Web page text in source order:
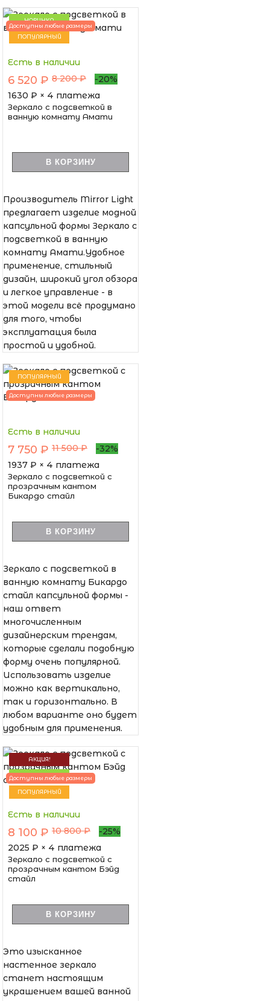
НОВИНКА
ПОПУЛЯРНЫЙ
Доступны любые размеры
Есть в наличии
6 520 ₽ 8 200 ₽
-20%
1630 ₽ × 4 платежа
Зеркало с подсветкой в
ванную комнату Амати
В КОРЗИНУ
Производитель Mirror Light
предлагает изделие модной
капсульной формы Зеркало с
подсветкой в ванную
комнату Амати.Удобное
применение, стильный
дизайн, широкий угол обзора
и легкое управление - в
этой модели всё продумано
для того, чтобы
эксплуатация была
простой и удобной.
ПОПУЛЯРНЫЙ
Доступны любые размеры
Есть в наличии
7 750 ₽ 11 500 ₽
-32%
1937 ₽ × 4 платежа
Зеркало с подсветкой с
прозрачным кантом
Бикардо стайл
В КОРЗИНУ
Зеркало с подсветкой в
ванную комнату Бикардо
стайл капсульной формы -
наш ответ
многочисленным
дизайнерским трендам,
которые сделали подобную
форму очень популярной.
Использовать изделие
можно как вертикально,
так и горизонтально. В
любом варианте оно будет
удобным для применения.
АКЦИЯ!
НОВИНКА
ПОПУЛЯРНЫЙ
Доступны любые размеры
Есть в наличии
8 100 ₽ 10 800 ₽
-25%
2025 ₽ × 4 платежа
Зеркало с подсветкой с
прозрачным кантом Бэйд
стайл
В КОРЗИНУ
Это изысканное
настенное зеркало
станет настоящим
украшением вашей ванной